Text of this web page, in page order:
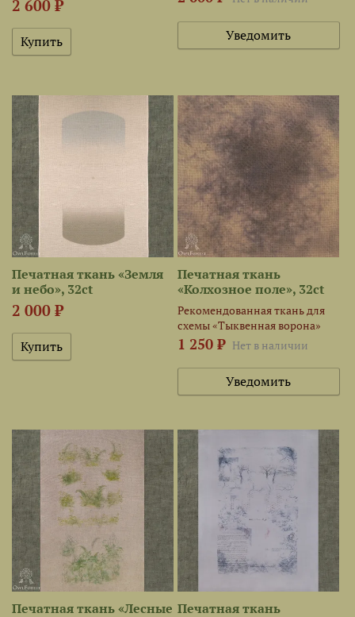
2 600 ₽
Уведомить
Печатная ткань «Земля
и небо», 32ct
2 000 ₽
Печатная ткань
«Колхозное поле», 32ct
Рекомендованная ткань для
схемы «Тыквенная ворона»
1 250 ₽ Нет в наличии
Уведомить
Печатная ткань «Лесные Печатная ткань